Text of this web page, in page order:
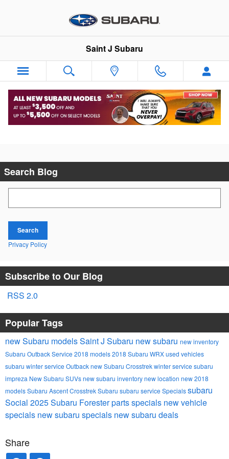
Saint J Subaru
Wednesday, 13 June, 2012
Saint J Subaru
Search Blog
Search
Privacy Policy
Subscribe to Our Blog
RSS 2.0
Popular Tags
new Subaru modelsSaint J Subaru new subaru new inventory
Subaru OutbackService 2018 models2018 Subaru WRXused vehicles
subaru winter service Outbacknew Subaru Crosstrekwinter service subaru
impreza New Subaru SUVsnew subaru inventorynew location new 2018
modelsSubaru AscentCrosstrekSubaru subaru service Specialssubaru
Social 2025 Subaru Foresterparts specials new vehicle
specials new subaru specials new subaru deals
Share